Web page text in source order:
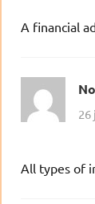
A financial
26
All types of